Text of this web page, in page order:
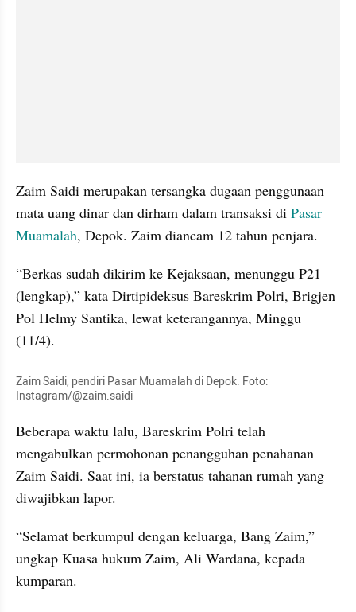
Zaim Saidi merupakan tersangka dugaan penggunaan
mata uang dinar dan dirham dalam transaksi di Pasar
Muamalah, Depok. Zaim diancam 12 tahun penjara.
“Berkas sudah dikirim ke Kejaksaan, menunggu P21
(lengkap),” kata Dirtipideksus Bareskrim Polri, Brigjen
Pol Helmy Santika, lewat keterangannya, Minggu
(11/4).
Zaim Saidi, pendiri Pasar Muamalah di Depok. Foto:
Instagram/@zaim.saidi
Beberapa waktu lalu, Bareskrim Polri telah
mengabulkan permohonan penangguhan penahanan
Zaim Saidi. Saat ini, ia berstatus tahanan rumah yang
diwajibkan lapor.
“Selamat berkumpul dengan keluarga, Bang Zaim,”
ungkap Kuasa hukum Zaim, Ali Wardana, kepada
kumparan.